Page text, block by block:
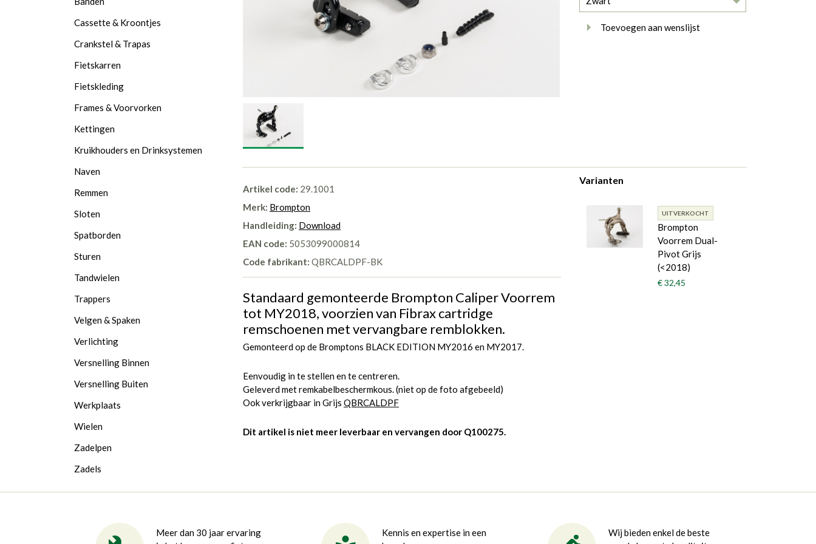
Toevoegen aan wenslijst
Artikel code: 29.1001
Merk: Brompton
Handleiding: Download
EAN code: 5053099000814
Code fabrikant: QBRCALDPF-BK
Standaard gemonteerde Brompton Caliper Voorrem
tot MY2018, voorzien van Fibrax cartridge
remschoenen met vervangbare remblokken.
Gemonteerd op de Bromptons BLACK EDITION MY2016 en MY2017.
Eenvoudig in te stellen en te centreren.
Geleverd met remkabelbeschermkous. (niet op de foto afgebeeld)
Ook verkrijgbaar in Grijs QBRCALDPF
Dit artikel is niet meer leverbaar en vervangen door Q100275.
Varianten
UITVERKOCHT
Brompton
Voorrem Dual-
Pivot Grijs
(<2018)
€ 32,45
Cassette & Kroontjes
Crankstel & Trapas
Fietskarren
Fietskleding
Frames & Voorvorken
Kettingen
Kruikhouders en Drinksystemen
Naven
Remmen
Sloten
Spatborden
Sturen
Tandwielen
Trappers
Velgen & Spaken
Verlichting
Versnelling Binnen
Versnelling Buiten
Werkplaats
Wielen
Zadelpen
Zadels
Meer dan 30 jaar ervaring
Kennis en expertise in een
Wij bieden enkel de beste